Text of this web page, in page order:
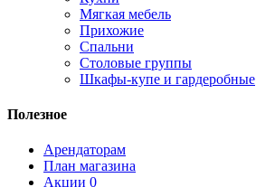
Мягкая мебель
Прихожие
Спальни
Столовые группы
Шкафы-купе и гардеробные
Полезное
Арендаторам
План магазина
Акции 0